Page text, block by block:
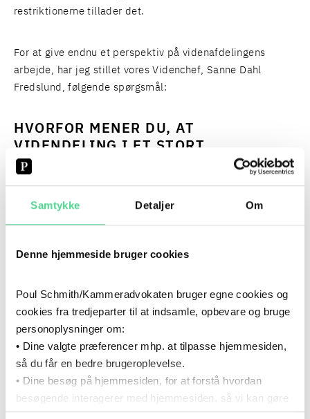
Samtykke Detaljer Om
Denne hjemmeside bruger cookies
Poul Schmith/Kammeradvokaten bruger egne cookies og
cookies fra tredjeparter til at indsamle, opbevare og bruge
personoplysninger om:
• Dine valgte præferencer mhp. at tilpasse hjemmesiden,
så du får en bedre brugeroplevelse.
• Dine besøg på hjemmesiden, for at forstå hvordan
besøgende interagerer med hjemmesiden, så vi kan gøre
restriktionerne tillader det.
For at give endnu et perspektiv på videnafdelingens
arbejde, har jeg stillet vores Videnchef, Sanne Dahl
Fredslund , følgende spørgsmål:
HVORFOR MENER DU, AT
VIDENDELING I ET STORT
ADVOKATFIRMA ER SÅ VIGTIG?
”Videndeling, videnopsamling og interne arbejdsmetoder,
effektiv samt kvalitets- og omkostningsbevidst rådgivning,
og digitalisering af intern viden, de rette digitale værktøjer
i sagsbehandlingen og medarbejdere med de nødvendige
kvalifikationer og erfaringer giver mulighed for at løse
vores kunders sager bedst muligt og styrker
konkurrenceevnen.”
MIN EGEN ERFARING